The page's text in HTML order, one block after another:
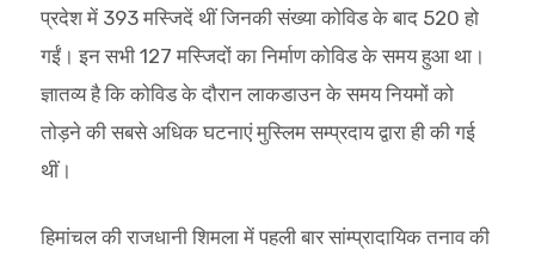
प्रदेश में 393 मस्जिदें थीं जिनकी संख्या कोविड के बाद 520 हो
गईं। इन सभी 127 मस्जिदों का निर्माण कोविड के समय हुआ था।
ज्ञातव्य है कि कोविड के दौरान लाकडाउन के समय नियमों को
तोड़ने की सबसे अधिक घटनाएं मुस्लिम सम्प्रदाय द्वारा ही की गई
थीं।
हिमांचल की राजधानी शिमला में पहली बार सांम्प्रादायिक तनाव की